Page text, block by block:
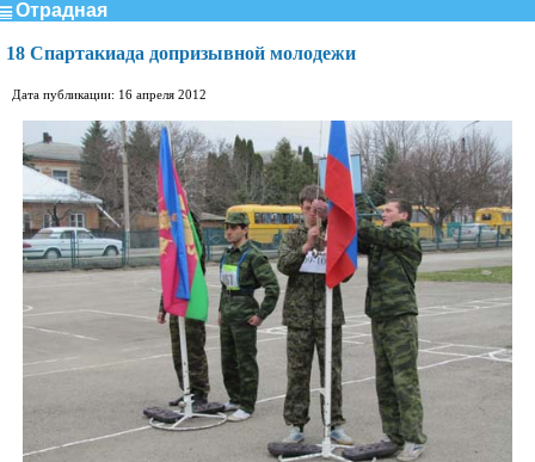
Отрадная
18 Спартакиада допризывной молодежи
Дата публикации: 16 апреля 2012